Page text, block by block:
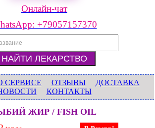
Онлайн-чат
+79057157370
СЕРВИСЕ ОТЗЫВЫ
ДОСТАВКА
КОНТАКТЫ
ЖИР / FISH OIL